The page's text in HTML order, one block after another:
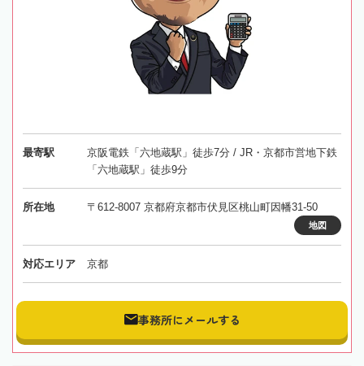
最寄駅
京阪電鉄「六地蔵駅」徒歩7分 / JR・京都市営地下鉄
「六地蔵駅」徒歩9分
所在地 〒612-8007 京都府京都市伏見区桃山町因幡31-50
地図
対応エリア 京都
事務所にメールする